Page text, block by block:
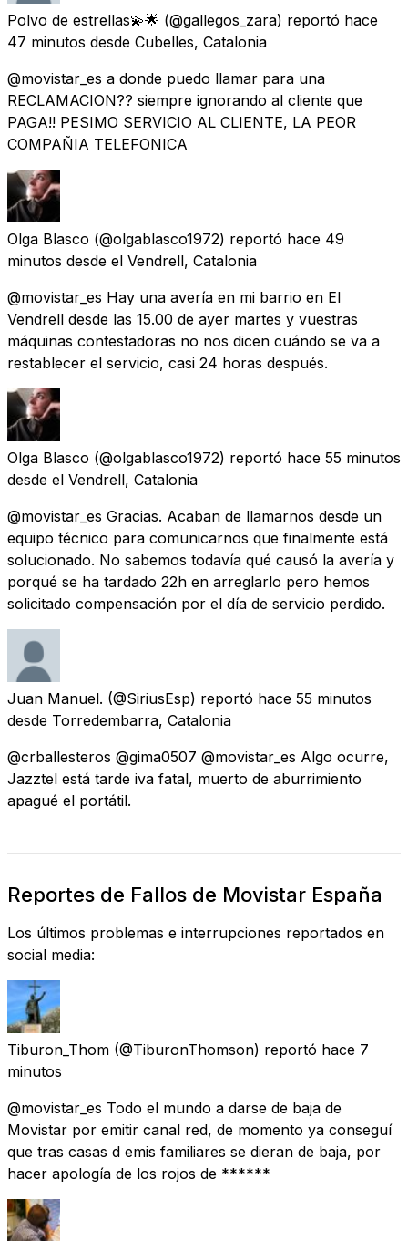
Polvo de estrellas💫🌟 (@gallegos_zara) reportó hace
47 minutos desde Cubelles, Catalonia
@movistar_es a donde puedo llamar para una
RECLAMACION?? siempre ignorando al cliente que
PAGA!! PESIMO SERVICIO AL CLIENTE, LA PEOR
COMPAÑIA TELEFONICA
Olga Blasco (@olgablasco1972) reportó hace 49
minutos desde el Vendrell, Catalonia
@movistar_es Hay una avería en mi barrio en El
Vendrell desde las 15.00 de ayer martes y vuestras
máquinas contestadoras no nos dicen cuándo se va a
restablecer el servicio, casi 24 horas después.
Olga Blasco (@olgablasco1972) reportó hace 55 minutos
desde el Vendrell, Catalonia
@movistar_es Gracias. Acaban de llamarnos desde un
equipo técnico para comunicarnos que finalmente está
solucionado. No sabemos todavía qué causó la avería y
porqué se ha tardado 22h en arreglarlo pero hemos
solicitado compensación por el día de servicio perdido.
Juan Manuel. (@SiriusEsp) reportó hace 55 minutos
desde Torredembarra, Catalonia
@crballesteros @gima0507 @movistar_es Algo ocurre,
Jazztel está tarde iva fatal, muerto de aburrimiento
apagué el portátil.
Reportes de Fallos de Movistar España
Los últimos problemas e interrupciones reportados en
social media:
Tiburon_Thom (@TiburonThomson) reportó hace 7
minutos
@movistar_es Todo el mundo a darse de baja de
Movistar por emitir canal red, de momento ya conseguí
que tras casas d emis familiares se dieran de baja, por
hacer apología de los rojos de ******